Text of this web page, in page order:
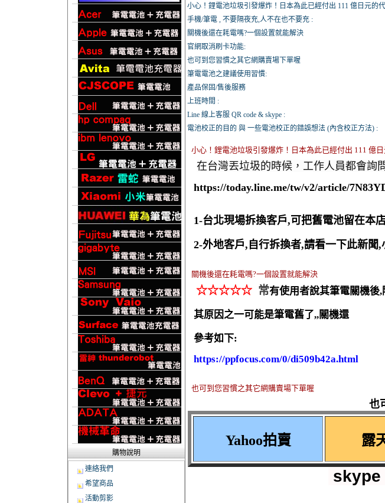
購物說明
連絡我們
希望商品
活動剪影
小心！鋰電池垃圾引發爆炸！日本為此已經付出 111 億日元的
手機/筆電 , 不要隔夜充,人不在也不要充 :
關機後還在耗電嗎?一個設置就能解決
官網取消刷卡功能:
也可到您習慣之其它網購賣場下單喔
筆電電池之建議使用習慣:
產品保固/售後服務
上班時間 :
Line 線上客服 QR code & skype :
電池校正的目的 與 一些電池校正的錯誤想法 (內含校正方法) :
小心！鋰電池垃圾引發爆炸！日本為此已經付出 111 億
在台灣丟垃圾的時候，工作人員都會詢
https://today.line.me/tw/v2/article/
1-台北現場拆換客戶,可把舊電池留在本
2-外地客戶,自行拆換者,請看一下此新聞,
關機後還在耗電嗎?一個設置就能解決
☆☆☆☆☆常有使用者說其筆電關機後
其原因之一可能是筆電舊了,,關機還
參考如下:
https://ppfocus.com/0/di509b42a.html
也可到您習慣之其它網購賣場下單喔
也
Yahoo拍賣 露
skype